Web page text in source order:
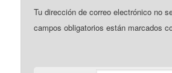
Tu dirección de correo electrónico no
campos obligatorios están marcados